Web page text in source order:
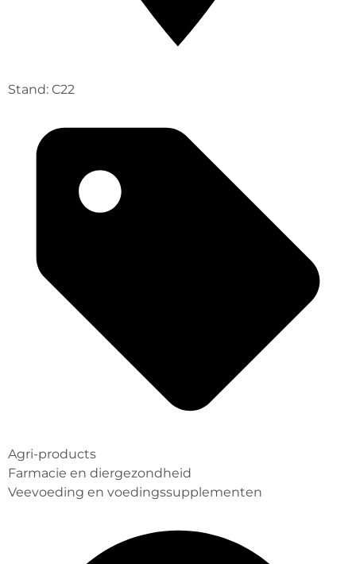
Stand: C22
Agri-products
Farmacie en diergezondheid
Veevoeding en voedingssupplementen